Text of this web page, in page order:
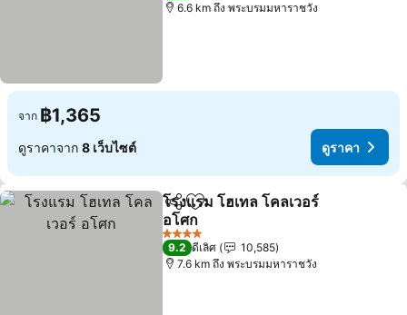
6.6 km ถึง พระบรมมหาราชวัง
จาก ฿1,365
ดูราคาจาก 8 เว็บไซต์ ดูราคา
แชร์ เพิ่มในรายการโปรด
โรงแรม โฮเทล โคลเวอร์
อโศก
ดูราคา
4 ดาว
9.2 ดีเลิศ
10,585
7.6 km ถึง พระบรมมหาราชวัง